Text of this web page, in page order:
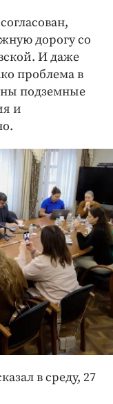
дорогу со
И даже
проблема в
подземные
и
в среду, 27